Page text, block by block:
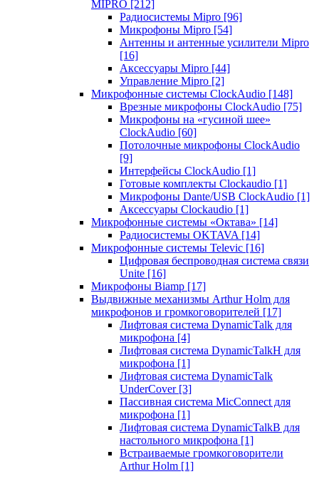
MIPRO [212]
Радиосистемы Mipro [96]
Микрофоны Mipro [54]
Антенны и антенные усилители Mipro
[16]
Аксессуары Mipro [44]
Управление Mipro [2]
Микрофонные системы ClockAudio [148]
Врезные микрофоны ClockAudio [75]
Микрофоны на «гусиной шее»
ClockAudio [60]
Потолочные микрофоны ClockAudio
[9]
Интерфейсы ClockAudio [1]
Готовые комплекты Clockaudio [1]
Микрофоны Dante/USB ClockAudio [1]
Аксессуары Clockaudio [1]
Микрофонные системы «Октава» [14]
Радиосистемы OKTAVA [14]
Микрофонные системы Televic [16]
Цифровая беспроводная система связи
Unite [16]
Микрофоны Biamp [17]
Выдвижные механизмы Arthur Holm для
микрофонов и громкоговорителей [17]
Лифтовая система DynamicTalk для
микрофона [4]
Лифтовая система DynamicTalkH для
микрофона [1]
Лифтовая система DynamicTalk
UnderCover [3]
Пассивная система MicConnect для
микрофона [1]
Лифтовая система DynamicTalkB для
настольного микрофона [1]
Встраиваемые громкоговорители
Arthur Holm [1]